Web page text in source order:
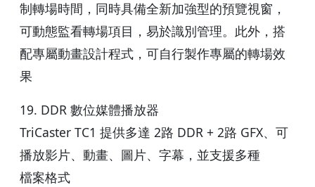
制轉場時間，同時具備全新加強型的預覽視窗，
可動態監看轉場項目，易於識別管理。此外，搭
配專屬動畫設計程式，可自行製作專屬的轉場效
果
19. DDR 數位媒體播放器
TriCaster TC1 提供多達 2路 DDR + 2路 GFX、可
播放影片、動畫、圖片、字幕，並支援多種
檔案格式